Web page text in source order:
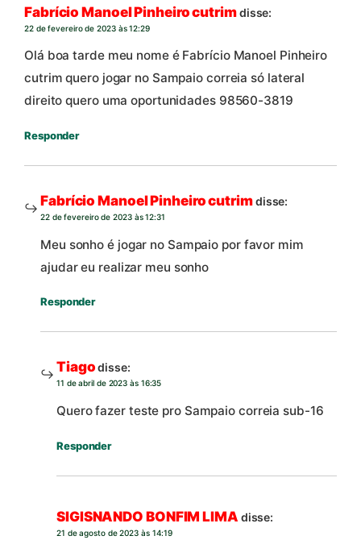
Fabrício Manoel Pinheiro cutrimdisse:
22 de fevereiro de 2023 às 12:29
Olá boa tarde meu nome é Fabrício Manoel Pinheiro
cutrim quero jogar no Sampaio correia só lateral
direito quero uma oportunidades 98560-3819
Responder
Fabrício Manoel Pinheiro cutrimdisse:
22 de fevereiro de 2023 às 12:31
Meu sonho é jogar no Sampaio por favor mim
ajudar eu realizar meu sonho
Responder
Tiago disse:
11 de abril de 2023 às 16:35
Quero fazer teste pro Sampaio correia sub-16
Responder
SIGISNANDO BONFIM LIMA disse:
21 de agosto de 2023 às 14:19